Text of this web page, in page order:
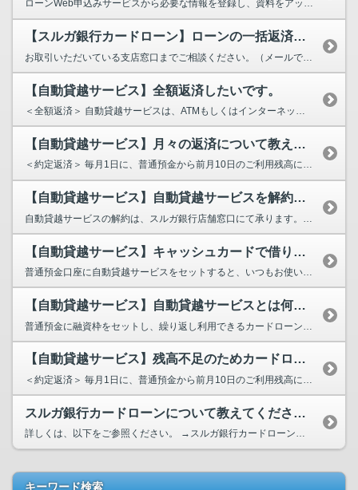
ローンWeb申込みサービスから必要な情報を登録し、資料をアップロードいただくことで、住宅ローン...
【スルガ銀行カードローン】ローンの一括返済または一部繰上返済をしたいのですが？
【自動貸越サービス】全額返済したいです。
＜全額返済＞ 自動貸越サービスは、ATMもしくはインターネットバンキングよりご返済はいただけ...
【自動貸越サービス】月々の返済について教えてください。
＜約定返済＞ 毎月1日に、普通預金から前月10日のご利用残高に応じた金額が自動引落しとなりま...
【自動貸越サービス】自動貸越サービスを解約したいです。
自動貸越サービスの解約は、スルガ銀行店舗窓口にて承ります。 お近くのスルガ銀行店舗へ、ご本人...
【自動貸越サービス】キャッシュカードで借り入れができますか。
普通預金口座に自動貸越サービスをセットすると、いつもお使いのキャッシュカードで、キャッシングが...
【自動貸越サービス】自動貸越サービスとは何ですか。
【自動貸越サービス】残高不足のためカードローン利用となった場合、どのように...
＜約定返済＞ 毎月1日に、普通預金から前月10日のご利用残高に応じた金額が自動引落しとなりま...
スルガ銀行カードローンについて教えてください。
詳しくは、以下をご参照ください。 →スルガ銀行カードローンについて ...
キーワード検索